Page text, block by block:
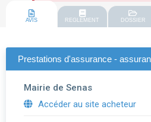
AVIS REGLEMENT DOSSIER
Prestations d'assurance -
Mairie de Senas
Accéder au site acheteur